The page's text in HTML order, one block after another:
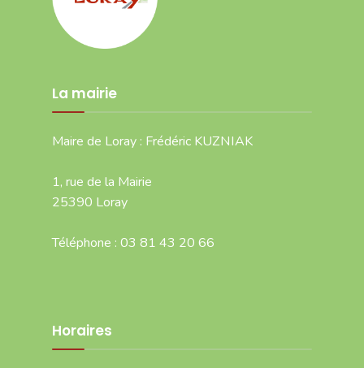
La mairie
Maire de Loray : Frédéric KUZNIAK
1, rue de la Mairie
25390 Loray
Téléphone : 03 81 43 20 66
Horaires